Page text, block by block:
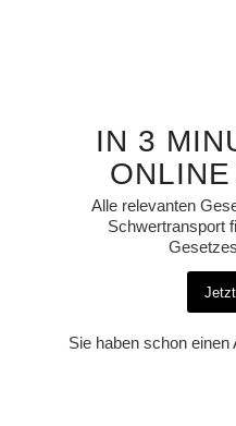
IN 3
Alle relevanten
Schwertransport
Sie haben schon